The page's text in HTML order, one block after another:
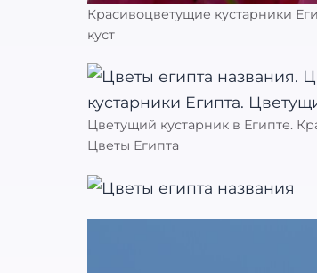
Красивоцветущие кустарники
куст
Цветущий кустарник в Египте.
Цветы Египта